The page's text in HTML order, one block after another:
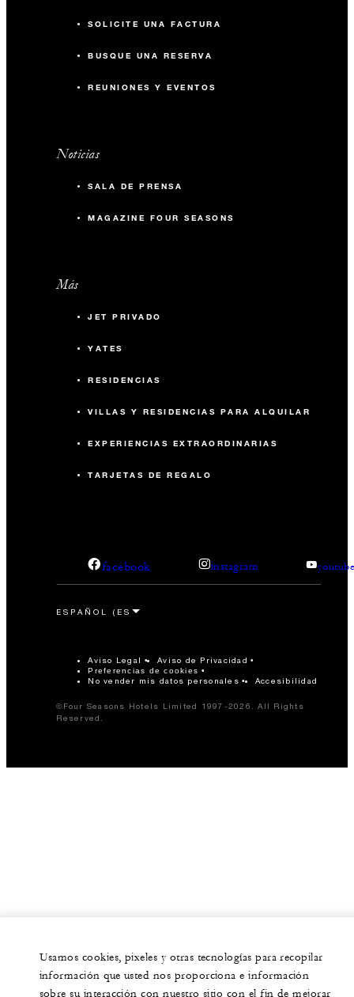
SOLICITE UNA FACTURA
BUSQUE UNA RESERVA
REUNIONES Y EVENTOS
Noticias
SALA DE PRENSA
MAGAZINE FOUR SEASONS
Más
JET PRIVADO
YATES
RESIDENCIAS
VILLAS Y RESIDENCIAS PARA ALQUILAR
EXPERIENCIAS EXTRAORDINARIAS
TARJETAS DE REGALO
facebook instagram
Aviso Legal Aviso de Privacidad
Preferencias de cookies
No vender mis datos personales Accesibilidad
©Four Seasons Hotels Limited 1997-2026. All Rights
Reserved.
Usamos cookies, pixeles y otras tecnologías para recopilar
información que usted nos proporciona e información
sobre su interacción con nuestro sitio con el fin de mejorar